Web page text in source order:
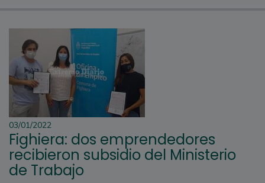
03/01/2022
Fighiera: dos emprendedores
recibieron subsidio del Ministerio
de Trabajo